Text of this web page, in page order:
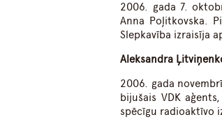
2006. gada 7.
Anna Poļitkovska.
Slepkavība izraisīja
Aleksandra
2006. gada
bijušais VDK
spēcīgu radioaktīvo